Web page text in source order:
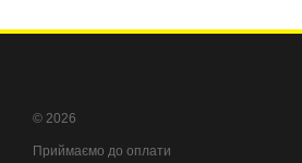
© 2026
Приймаємо до оплати